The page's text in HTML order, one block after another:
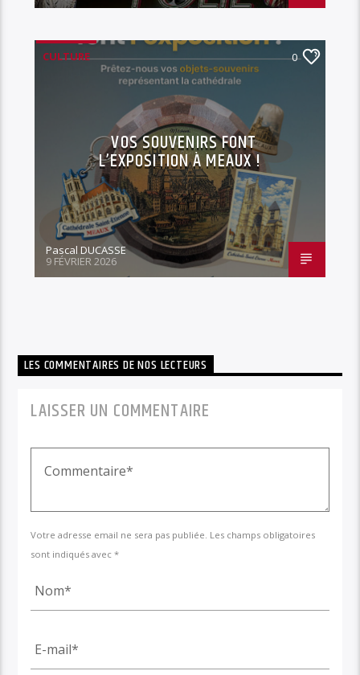
CULTURE 0
VOS SOUVENIRS FONT
L’EXPOSITION À MEAUX !
Pascal DUCASSE
9 FÉVRIER 2026
LES COMMENTAIRES DE NOS LECTEURS
LAISSER UN COMMENTAIRE
Votre adresse email ne sera pas publiée. Les champs obligatoires
sont indiqués avec *